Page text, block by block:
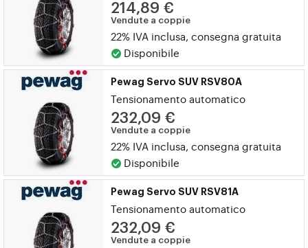
214,89 €
Vendute a coppie
22% IVA inclusa, consegna gratuita
Disponibile
Pewag Servo SUV RSV80A
Tensionamento automatico
232,09 €
Vendute a coppie
22% IVA inclusa, consegna gratuita
Disponibile
Pewag Servo SUV RSV81A
Tensionamento automatico
232,09 €
Vendute a coppie